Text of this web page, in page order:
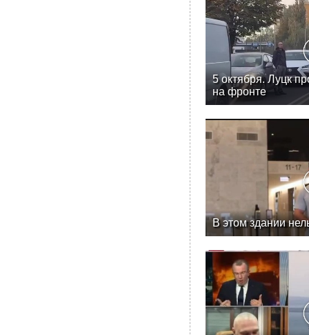
5 октября. Луцк
на фронте
В этом здании